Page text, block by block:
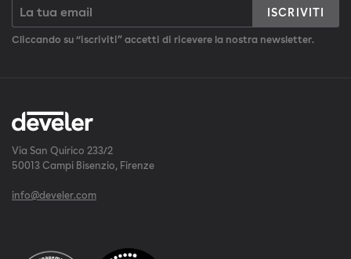
ISCRIVITI
Cliccando su “iscriviti” accetti di ricevere la nostra newsletter.
Via San Quirico 233/2
50013 Campi Bisenzio, Firenze
info@develer.com